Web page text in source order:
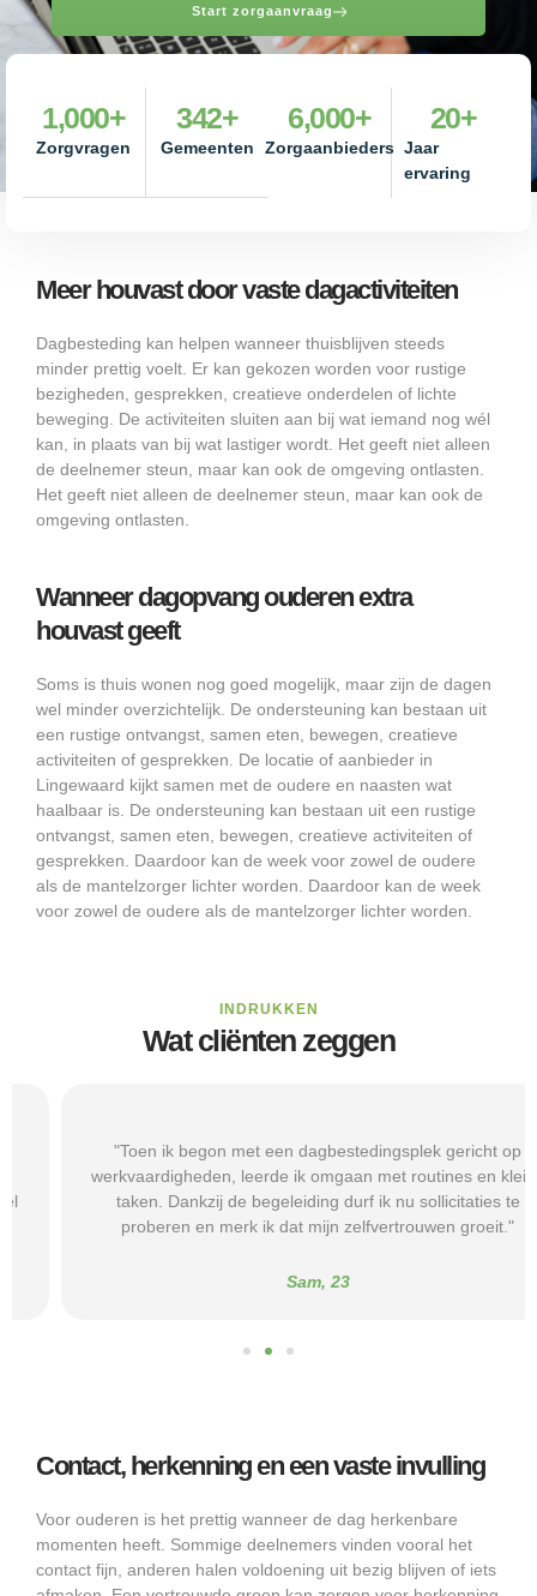
Start zorgaanvraag
Zorgvragen
1,000+
Gemeenten
342+
Zorgaanbieders
6,000+
Jaar
ervaring
20+
Meer houvast door vaste dagactiviteiten
Dagbesteding kan helpen wanneer thuisblijven steeds
minder prettig voelt. Er kan gekozen worden voor rustige
bezigheden, gesprekken, creatieve onderdelen of lichte
beweging. De activiteiten sluiten aan bij wat iemand nog wél
kan, in plaats van bij wat lastiger wordt. Het geeft niet alleen
de deelnemer steun, maar kan ook de omgeving ontlasten.
Het geeft niet alleen de deelnemer steun, maar kan ook de
omgeving ontlasten.
Wanneer dagopvang ouderen extra
houvast geeft
Soms is thuis wonen nog goed mogelijk, maar zijn de dagen
wel minder overzichtelijk. De ondersteuning kan bestaan uit
een rustige ontvangst, samen eten, bewegen, creatieve
activiteiten of gesprekken. De locatie of aanbieder in
Lingewaard kijkt samen met de oudere en naasten wat
haalbaar is. De ondersteuning kan bestaan uit een rustige
ontvangst, samen eten, bewegen, creatieve activiteiten of
gesprekken. Daardoor kan de week voor zowel de oudere
als de mantelzorger lichter worden. Daardoor kan de week
voor zowel de oudere als de mantelzorger lichter worden.
INDRUKKEN
Wat cliënten zeggen
"Toen ik begon met een dagbestedingsplek gericht op
werkvaardigheden, leerde ik omgaan met routines en kleine
taken. Dankzij de begeleiding durf ik nu sollicitaties te
proberen en merk ik dat mijn zelfvertrouwen groeit."
Sam, 23
Contact, herkenning en een vaste invulling
Voor ouderen is het prettig wanneer de dag herkenbare
momenten heeft. Sommige deelnemers vinden vooral het
contact fijn, anderen halen voldoening uit bezig blijven of iets